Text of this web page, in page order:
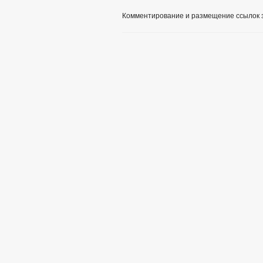
Комментирование и размещение ссылок